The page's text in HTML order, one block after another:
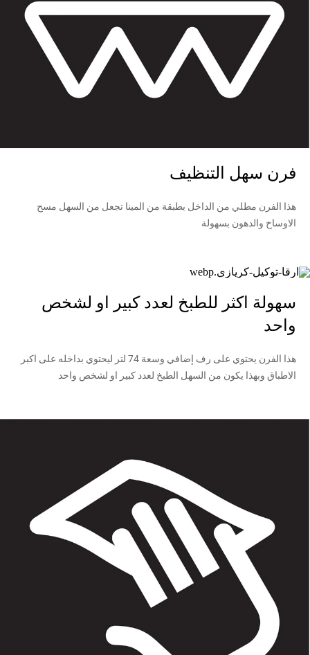
فرن سهل التنظيف
هذا الفرن مطلي من الداخل بطبقة من المينا تجعل من السهل مسح
الاوساخ والدهون بسهولة
سهولة اكثر للطبخ لعدد كبير او لشخص
واحد
هذا الفرن يحتوي على رف إضافي وسعة 74 لتر​​ ليحتوي بداخله على اكبر
الاطباق وبهذا يكون من السهل الطبخ لعدد كبير او لشخص واحد